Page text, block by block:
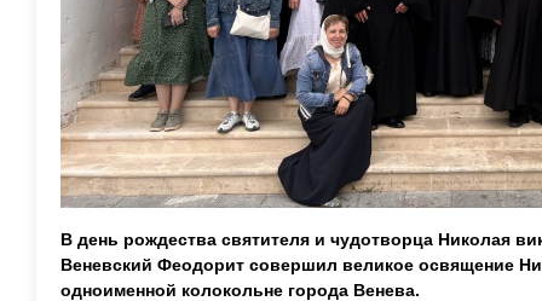
В день рождества святителя и чудотворца Николая
Веневский Феодорит совершил великое освящение
одноименной колокольне города Венева.